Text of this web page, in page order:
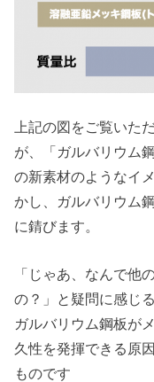
上記の図をご覧いた
が、「ガルバリウム
の新素材のようなイ
かし、ガルバリウム
に錆びます。
「じゃあ、なんで他
の？」と疑問に感じ
ガルバリウム鋼板が
久性を発揮できる原
ものです